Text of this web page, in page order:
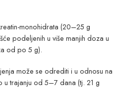
monohidrata (20–25 g
podeljenih u više manjih doza u
od po 5 g).
može se odrediti i u odnosu na
trajanju od 5–7 dana (tj. 21 g